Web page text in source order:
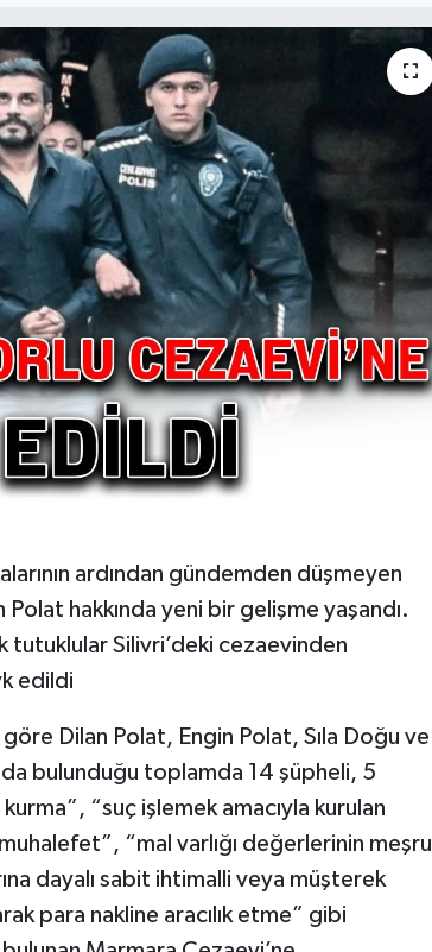
ardından gündemden düşmeyen
hakkında yeni bir gelişme yaşandı.
tutuklular Silivri’deki cezaevinden
edildi
Dilan Polat, Engin Polat, Sıla Doğu ve
bulunduğu toplamda 14 şüpheli, 5
“suç işlemek amacıyla kurulan
“mal varlığı değerlerinin meşru
dayalı sabit ihtimalli veya müşterek
para nakline aracılık etme” gibi